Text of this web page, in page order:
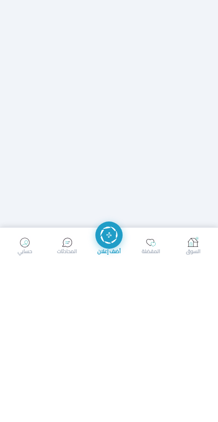
إرسال رسالة إجراء مكالمة
حسابي المحادثات أضف إعلان المفضلة السوق